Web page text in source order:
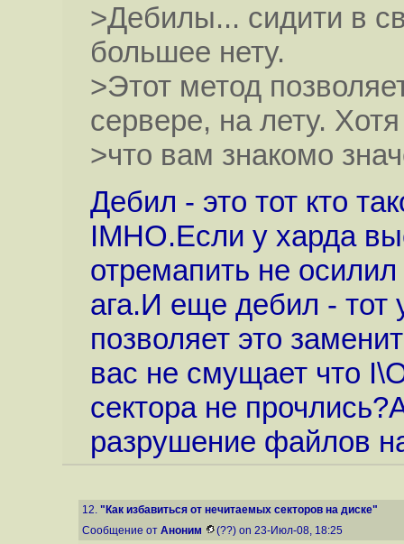
>Дебилы... сидити в
большее нету.
>Этот метод
сервере, на лету.
>что вам знакомо
Дебил - это тот кто
IMHO.Если у харда
отремапить не
ага.И еще дебил - тот
позволяет это
вас не смущает что
сектора не
разрушение файлов
12. "Как избавиться от нечитаемых секторов на диске"
Сообщение от Аноним (??) on 23-Июл-08, 18:25